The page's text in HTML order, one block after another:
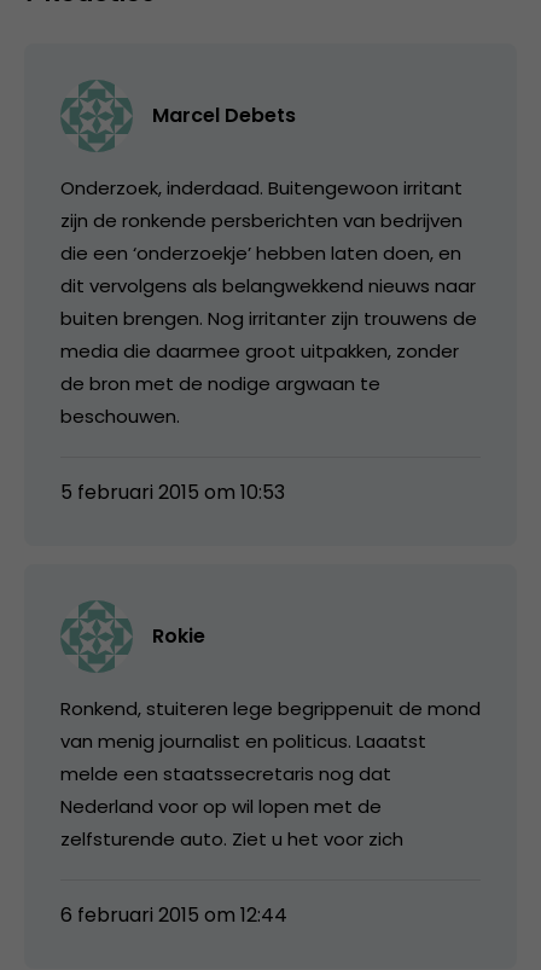
Marcel Debets
Onderzoek, inderdaad. Buitengewoon irritant
zijn de ronkende persberichten van bedrijven
die een ‘onderzoekje’ hebben laten doen, en
dit vervolgens als belangwekkend nieuws naar
buiten brengen. Nog irritanter zijn trouwens de
media die daarmee groot uitpakken, zonder
de bron met de nodige argwaan te
beschouwen.
5 februari 2015 om 10:53
Rokie
Ronkend, stuiteren lege begrippenuit de mond
van menig journalist en politicus. Laaatst
melde een staatssecretaris nog dat
Nederland voor op wil lopen met de
zelfsturende auto. Ziet u het voor zich
6 februari 2015 om 12:44